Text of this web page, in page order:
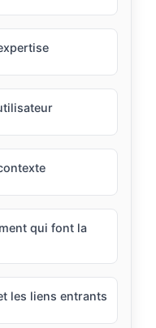
qui font la
les liens entrants